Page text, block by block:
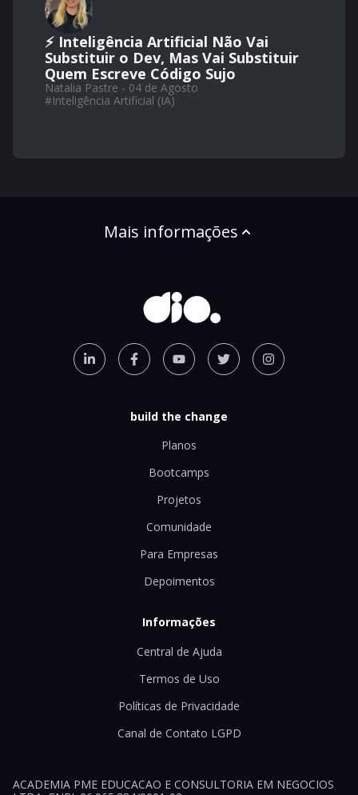
⚡ Inteligência Artificial Não Vai
Substituir o Dev, Mas Vai Substituir
Quem Escreve Código Sujo
Natalia Pastre - 04 de Agosto
#Inteligência Artificial (IA)
Mais informações
build the change
Planos
Bootcamps
Projetos
Comunidade
Para Empresas
Depoimentos
Informações
Central de Ajuda
Termos de Uso
Políticas de Privacidade
Canal de Contato LGPD
ACADEMIA PME EDUCACAO E CONSULTORIA EM NEGOCIOS